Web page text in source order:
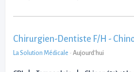
Chirurgien-Dentiste F/H -
La Solution Médicale - Aujourd'hui